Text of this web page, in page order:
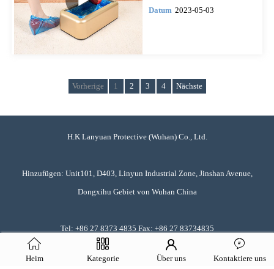
Datum 2023-05-03
Vorherige 1 2 3 4 Nächste
H.K Lanyuan Protective (Wuhan) Co., Ltd.
Hinzufügen: Unit101, D403, Linyun Industrial Zone, Jinshan Avenue,
Dongxihu Gebiet von Wuhan China
Tel: +86 27 8373 4835 Fax: +86 27 83734835
Mobile: 86-18062501536
Heim Kategorie Über uns Kontaktiere uns